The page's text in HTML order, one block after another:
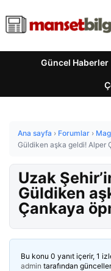
Güncel Haberler
Ana sayfa › Forumlar ›
Güldiken aşka geldi! Alper
Uzak
Güldiken
Çankaya
Bu konu 0 yanıt içerir, 1
admin tarafından